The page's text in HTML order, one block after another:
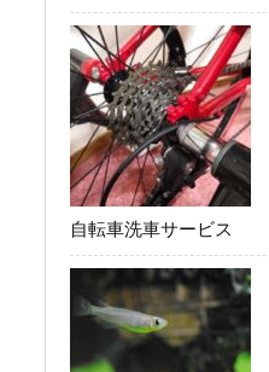
自転車洗車サービス